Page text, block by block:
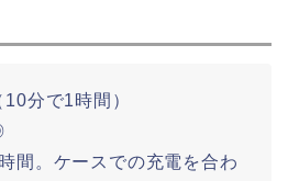
分で1時間）
間。ケースでの充電を合わ